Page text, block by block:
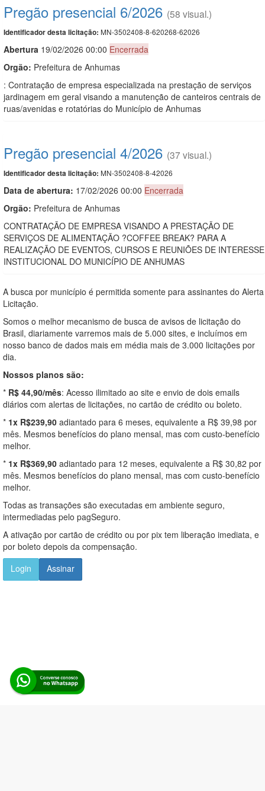
Pregão presencial 6/2026 (58 visual.)
Identificador desta licitação: MN-3502408-8-620268-62026
Abertura 19/02/2026 00:00 Encerrada
Orgão: Prefeitura de Anhumas
: Contratação de empresa especializada na prestação de serviços
jardinagem em geral visando a manutenção de canteiros centrais de
ruas/avenidas e rotatórias do Município de Anhumas
Pregão presencial 4/2026 (37 visual.)
Identificador desta licitação: MN-3502408-8-42026
Data de abertura: 17/02/2026 00:00 Encerrada
Orgão: Prefeitura de Anhumas
CONTRATAÇÃO DE EMPRESA VISANDO A PRESTAÇÃO DE
SERVIÇOS DE ALIMENTAÇÃO ?COFFEE BREAK? PARA A
REALIZAÇÃO DE EVENTOS, CURSOS E REUNIÕES DE INTERESSE
INSTITUCIONAL DO MUNICÍPIO DE ANHUMAS
A busca por município é permitida somente para assinantes do Alerta
Licitação.
Somos o melhor mecanismo de busca de avisos de licitação do
Brasil, diariamente varremos mais de 5.000 sites, e incluímos em
nosso banco de dados mais em média mais de 3.000 licitações por
dia.
Nossos planos são:
* R$ 44,90/mês: Acesso ilimitado ao site e envio de dois emails
diários com alertas de licitações, no cartão de crédito ou boleto.
* 1x R$239,90 adiantado para 6 meses, equivalente a R$ 39,98 por
mês. Mesmos benefícios do plano mensal, mas com custo-benefício
melhor.
* 1x R$369,90 adiantado para 12 meses, equivalente a R$ 30,82 por
mês. Mesmos benefícios do plano mensal, mas com custo-benefício
melhor.
Todas as transações são executadas em ambiente seguro,
intermediadas pelo pagSeguro.
A ativação por cartão de crédito ou por pix tem liberação imediata, e
por boleto depois da compensação.
Login
Assinar